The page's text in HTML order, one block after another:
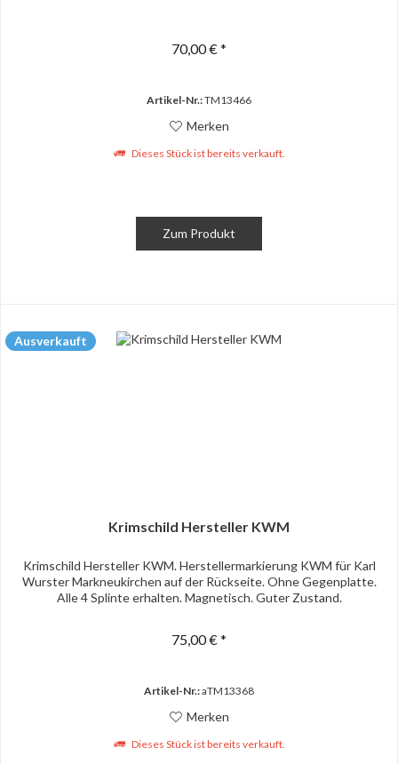
70,00 € *
Artikel-Nr.:TM13466
Merken
Dieses Stück ist bereits verkauft.
Zum Produkt
Ausverkauft
Krimschild Hersteller KWM
Krimschild Hersteller KWM. Herstellermarkierung KWM für Karl
Wurster Markneukirchen auf der Rückseite. Ohne Gegenplatte.
Alle 4 Splinte erhalten. Magnetisch. Guter Zustand.
75,00 € *
Artikel-Nr.:aTM13368
Merken
Dieses Stück ist bereits verkauft.